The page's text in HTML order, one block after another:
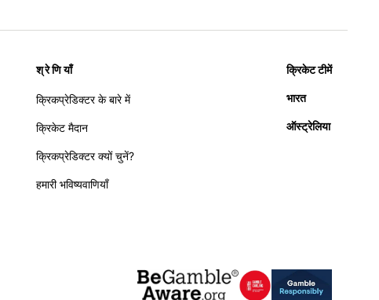
श्रेणियाँ
क्रिकप्रेडिक्टर के बारे में
क्रिकेट मैदान
क्रिकप्रेडिक्टर क्यों चुनें?
हमारी भविष्यवाणियाँ
क्रिकेट टीमें
भारत
ऑस्ट्रेलिया
ImageImage Image